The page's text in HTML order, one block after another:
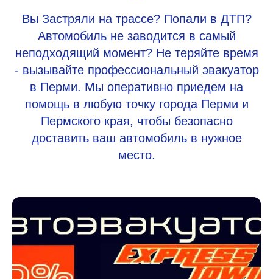
Вы Застряли на трассе? Попали в ДТП?
Автомобиль не заводится в самый
неподходящий момент? Не теряйте время
- вызывайте профессиональный эвакуатор
в Перми. Мы оперативно приедем на
помощь в любую точку города Перми и
Пермского края, чтобы безопасно
доставить ваш автомобиль в нужное
место.